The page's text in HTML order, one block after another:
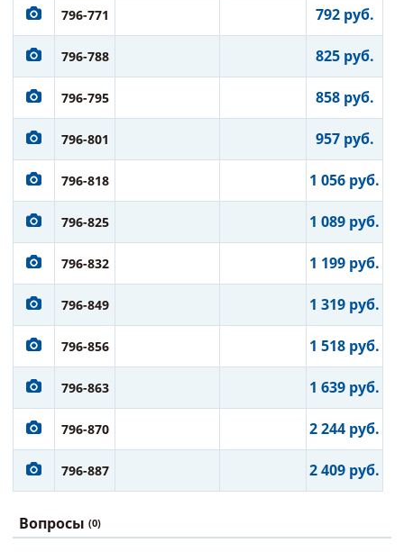
796-771 792 руб.
796-788 825 руб.
796-795 858 руб.
796-801 957 руб.
796-818 1 056 руб.
796-825 1 089 руб.
796-832 1 199 руб.
796-849 1 319 руб.
796-856 1 518 руб.
796-863 1 639 руб.
796-870 2 244 руб.
796-887 2 409 руб.
Вопросы (0)